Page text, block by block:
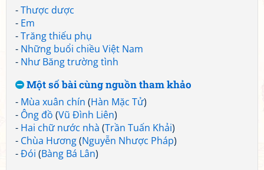
-Thược dược
- Em
-Trăng thiếu phụ
- Những buổi chiều Việt Nam
- Như Băng trường tình
Một số bài cùng nguồn tham khảo
- Mùa xuân chín (Hàn Mặc Tử)
- Ông đồ (Vũ Đình Liên)
- Hai chữ nước nhà (Trần Tuấn Khải)
- Chùa Hương(Nguyễn Nhược Pháp)
-Đói (Bàng Bá Lân)